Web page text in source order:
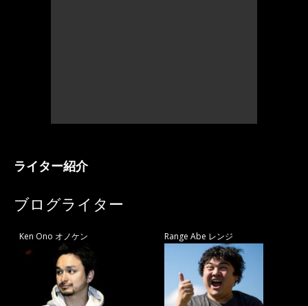
ライター紹介
ブログライター
Ken Ono オノケン Range Abe レンジ